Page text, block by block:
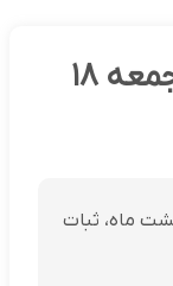
قیمت سکه و طلا امروز جمعه ۱۸
ماه، ثبات